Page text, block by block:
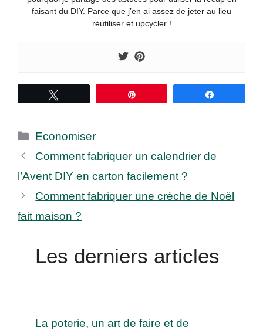
faisant du DIY. Parce que j’en ai assez de jeter au lieu
réutiliser et upcycler !
Catégories
Economiser
Comment fabriquer un calendrier de
l’Avent DIY en carton facilement ?
Comment fabriquer une crèche de Noël
fait maison ?
Les derniers articles
La poterie, un art de faire et de